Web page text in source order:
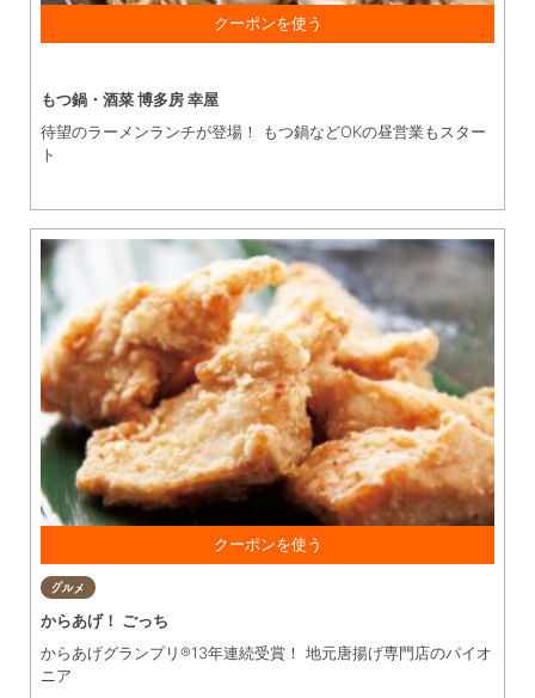
もつ鍋・酒菜 博多房 幸屋
待望のラーメンランチが登場！ もつ鍋などOKの昼営業もスター
ト
1,000円以上 お買い上げで お会計より5％OFF ※他券・他サー
ビスとの併用不可
グルメ
からあげ！ ごっち
からあげグランプリ®13年連続受賞！ 地元唐揚げ専門店のパイオ
ニア